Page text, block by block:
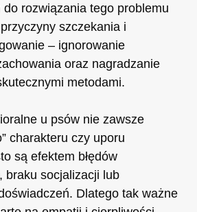
rozwiązania tego problemu
szczekania i
– ignorowanie
oraz nagradzanie
metodami.
u psów nie zawsze
charakteru czy uporu
są efektem błędów
braku socjalizacji lub
Dlatego tak ważne